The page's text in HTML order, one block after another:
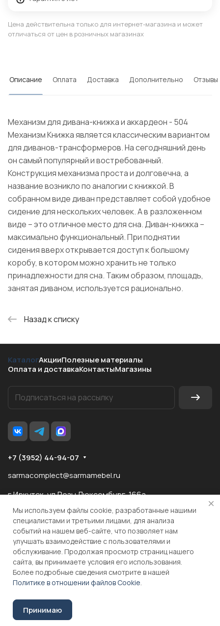
Цена действительна только для интернет-магазина и может
отличаться от цен в розничных магазинах
Описание Оплата Доставка Дополнительно Отзывы
Механизм для дивана-книжка и аккардеон - 504
Механизм Книжка является классическим вариантом
для диванов-трансформеров. На сегодняшний день
он самый популярный и востребованный.
Конструкция механизма проста и долговечна, а
название возникло по аналогии с книжкой. В
собранном виде диван представляет собой удобное
сидение для нескольких человек. А в разложенном
виде – это отличное место для сна. Диван-книжка –
максимально функциональный. При поднятии
сидения вверх открывается доступ к большому
коробу, в котором можно хранить не только
принадлежности для сна. Таким образом, площадь,
занятая диваном, используется рационально.
Назад к списку
КаталогАкцииПолезные материалы
Оплата и доставкаКонтактыМагазины
+7 (3952) 44-94-07
sarmacomplect@sarmamebel.ru
г.Иркутск, ул.Розы Люксембург, 166а
разработка
и продвижение сайта
© 2026 ООО "МКС" ИНН 3810055324 ОГРН 1083810004860
Соглашение на обработку персональных данных
Мы используем файлы cookie, разработанные нашими
специалистами и третьими лицами, для анализа
событий на нашем веб-сайте, что позволяет нам
улучшать взаимодействие с пользователями и
обслуживание. Продолжая просмотр страниц нашего
сайта, вы принимаете условия его использования.
Более подробные сведения смотрите в нашей
Политике в отношении файлов Cookie.
Принимаю